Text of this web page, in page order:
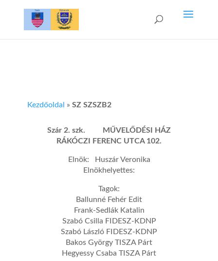
Kezdőoldal » SZ SZSZB2
Szár 2. szk. MŰVELŐDÉSI HÁZ
RÁKÓCZI FERENC UTCA 102.
Elnök: Huszár Veronika
Elnökhelyettes:
Tagok:
Ballunné Fehér Edit
Frank-Sedlák Katalin
Szabó Csilla FIDESZ-KDNP
Szabó László FIDESZ-KDNP
Bakos György TISZA Párt
Hegyessy Csaba TISZA Párt